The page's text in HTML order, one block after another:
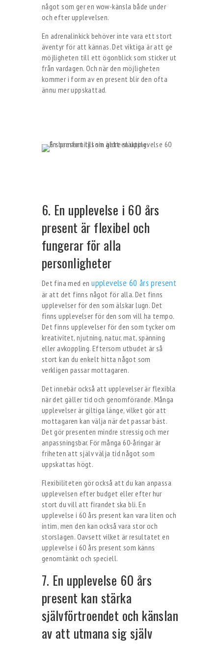
något som ger en wow-känsla både under
och efter upplevelsen.
En adrenalinkick behöver inte vara ett stort
äventyr för att kännas. Det viktiga är att ge
möjligheten till ett ögonblick som sticker ut
från vardagen. Och när den möjligheten
kommer i form av en present blir den ofta
ännu mer uppskattad.
6. En upplevelse i 60 års
present är flexibel och
fungerar för alla
personligheter
Det fina med enupplevelse 60 års present
är att det finns något för alla. Det finns
upplevelser för den som älskar lugn. Det
finns upplevelser för den som vill ha tempo.
Det finns upplevelser för den som tycker om
kreativitet, njutning, natur, mat, spänning
eller avkoppling. Eftersom utbudet är så
stort kan du enkelt hitta något som
verkligen passar mottagaren.
Det innebär också att upplevelser är flexibla
när det gäller tid och genomförande. Många
upplevelser är giltiga länge, vilket gör att
mottagaren kan välja när det passar bäst.
Det gör presenten mindre stressig och mer
anpassningsbar. För många 60-åringar är
friheten att själv välja tid något som
uppskattas högt.
Flexibiliteten gör också att du kan anpassa
upplevelsen efter budget eller efter hur
stort du vill att firandet ska bli. En
upplevelse i 60 års present kan vara liten och
intim, men den kan också vara stor och
storslagen. Oavsett vilket är resultatet en
upplevelse i 60 års present som känns
genomtänkt och speciell.
7. En upplevelse 60 års
present kan stärka
självförtroendet och känslan
av att utmana sig själv